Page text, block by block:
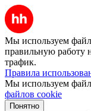
Мы используем
правильную работу
трафик.
Правила
Мы используем
файлов cookie
Понятно